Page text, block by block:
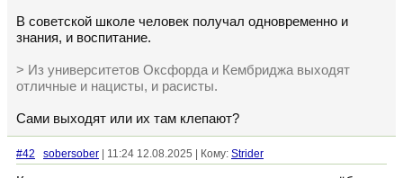
В советской школе человек получал одновременно и
знания, и воспитание.
> Из университетов Оксфорда и Кембриджа выходят
отличные и нацисты, и расисты.
Сами выходят или их там клепают?
#42 sobersober | 11:24 12.08.2025 | Кому: Strider